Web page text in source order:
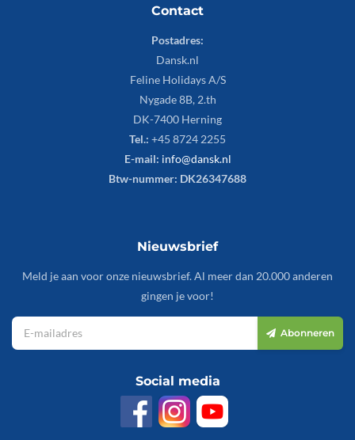
Contact
Postadres:
Dansk.nl
Feline Holidays A/S
Nygade 8B, 2.th
DK-7400 Herning
Tel.: +45 8724 2255
E-mail: info@dansk.nl
Btw-nummer: DK26347688
Nieuwsbrief
Meld je aan voor onze nieuwsbrief. Al meer dan 20.000 anderen
gingen je voor!
Abonneren
Social media